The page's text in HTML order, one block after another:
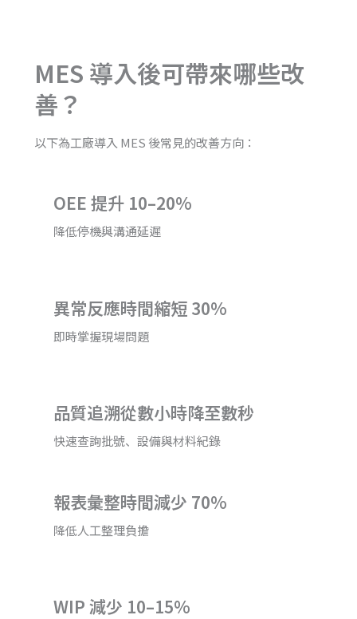
MES 導入後可帶來哪些改
善？
以下為工廠導入 MES 後常見的改善方向：
OEE 提升 10–20%
降低停機與溝通延遲
異常反應時間縮短 30%
即時掌握現場問題
品質追溯從數小時降至數秒
快速查詢批號、設備與材料紀錄
報表彙整時間減少 70%
降低人工整理負擔
WIP 減少 10–15%